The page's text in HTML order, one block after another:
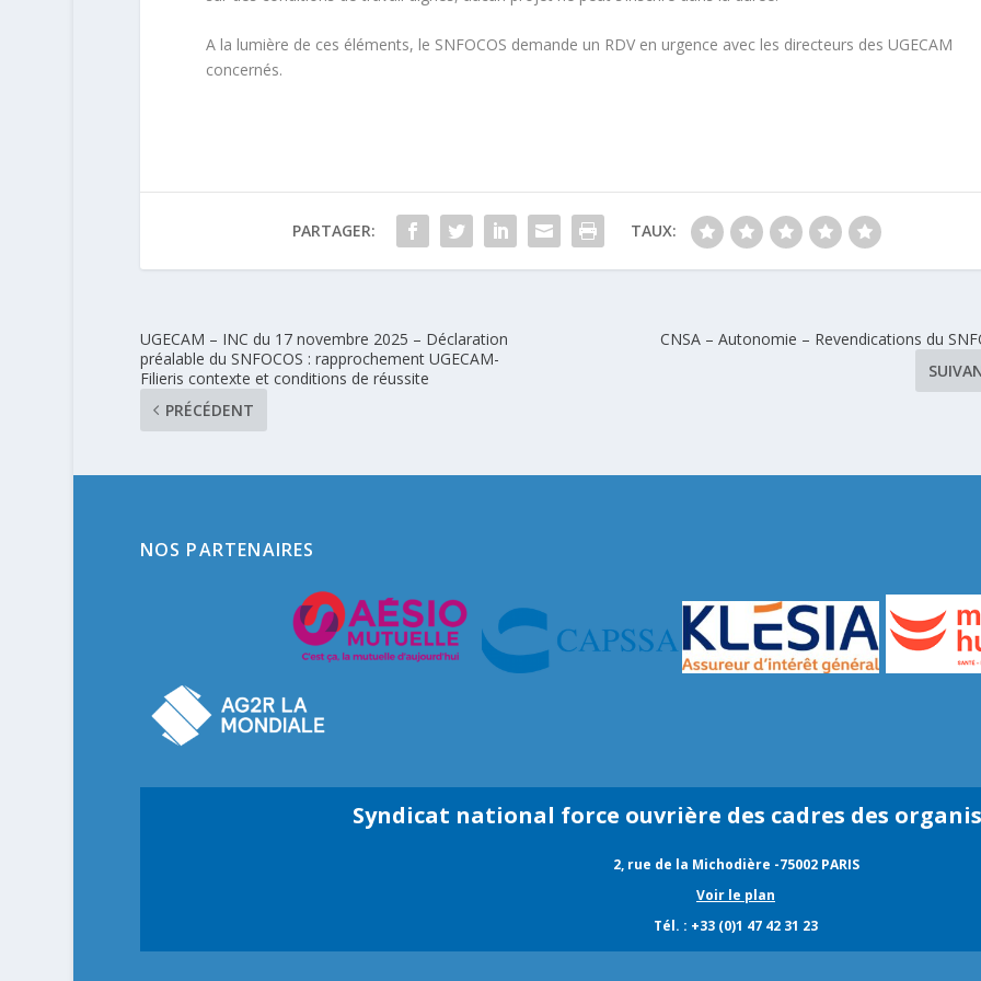
A la lumière de ces éléments, le SNFOCOS demande un RDV en urgence avec les directeurs des UGECAM
concernés.
PARTAGER: TAUX:
UGECAM – INC du 17 novembre 2025 – Déclaration
préalable du SNFOCOS : rapprochement UGECAM-
Filieris contexte et conditions de réussite
PRÉCÉDENT
CNSA – Autonomie – Revendications du
NOS PARTENAIRES
Syndicat national force ouvrière des cadres des
2, rue de la Michodière -75002 PARIS
Voir le plan
Tél. : +33 (0)1 47 42 31 23